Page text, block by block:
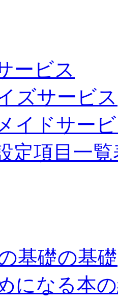
ービス
ズサービス
イドサー
定項目一覧
基礎の基礎
になる本